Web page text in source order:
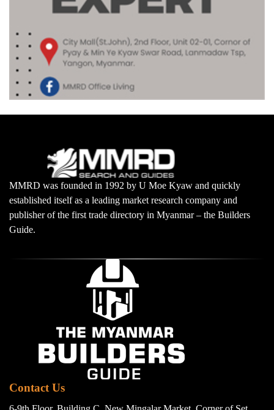
MMRD was founded in 1992 by U Moe Kyaw and quickly
established itself as a leading market research company and
publisher of the first trade directory in Myanmar – the Builders
Guide.
Contact Us